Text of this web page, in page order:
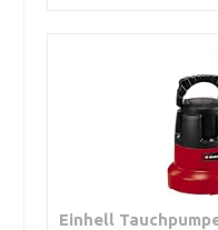
Einhell